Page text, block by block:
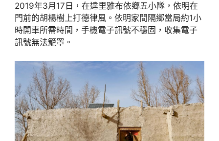
2019年3月17日，在達里雅布依鄉五小隊，依明在
門前的胡楊樹上打德律風。依明家間隔鄉當局約1小
時開車所需時間，手機電子訊號不穩固，收集電子
訊號無法籠罩。